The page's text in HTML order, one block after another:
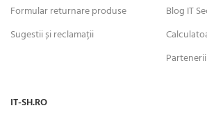
Formular returnare produse
Sugestii și reclamații
Blog IT
IT-SH.RO